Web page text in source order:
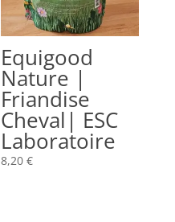
Equigood
Nature |
Friandise
Cheval| ESC
Laboratoire
8,20€